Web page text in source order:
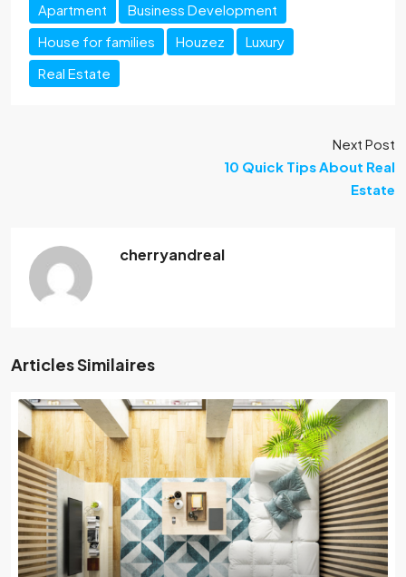
Apartment
Business Development
House for families
Houzez
Luxury
Real Estate
Next Post
10 Quick Tips About Real
Estate
cherryandreal
Articles Similaires